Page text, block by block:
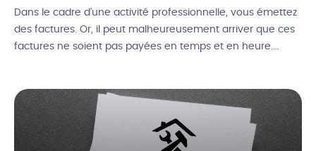
Dans le cadre d’une activité professionnelle, vous émettez
des factures. Or, il peut malheureusement arriver que ces
factures ne soient pas payées en temps et en heure.
impayées peut entraîner des conséquences négatives sur
une activité professionnelle. Comment obtenir […]